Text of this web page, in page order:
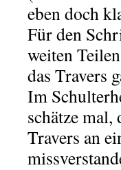
eben doch
Für den
weiten
das Travers
Im
schätze
Travers an